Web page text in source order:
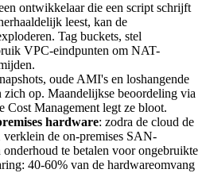
ontwikkelaar die een script schrijft
leest, kan de
Tag buckets, stel
VPC-eindpunten om NAT-
oude AMI's en loshangende
zich op. Maandelijkse beoordeling via
Cost Management legt ze bloot.
hardware: zodra de cloud de
verklein de on-premises SAN-
te betalen voor ongebruikte
40-60% van de hardwareomvang